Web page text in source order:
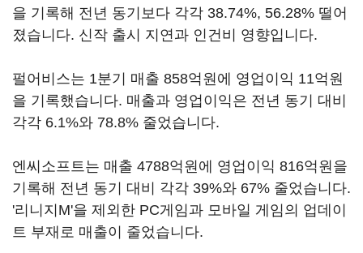
을 기록해 전년 동기보다 각각 38.74%, 56.28% 떨어
졌습니다. 신작 출시 지연과 인건비 영향입니다.
펄어비스는 1분기 매출 858억원에 영업이익 11억원
을 기록했습니다. 매출과 영업이익은 전년 동기 대비
각각 6.1%와 78.8% 줄었습니다.
엔씨소프트는 매출 4788억원에 영업이익 816억원을
기록해 전년 동기 대비 각각 39%와 67% 줄었습니다.
'리니지M'을 제외한 PC게임과 모바일 게임의 업데이
트 부재로 매출이 줄었습니다.